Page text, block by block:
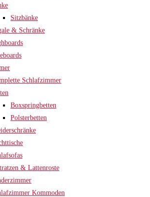
Sitzbänke
& Schränke
Schlafzimmer
Boxspringbetten
Polsterbetten
& Lattenroste
Kommoden